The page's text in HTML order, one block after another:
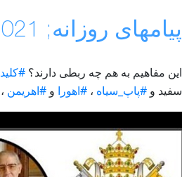
پیامهای روزانه; 24/12/2021
این مفاهیم به هم چه ربطی دارند؟ #کلید
سفید و #پاپ_سیاه ، #اهورا و #اهریمن ،